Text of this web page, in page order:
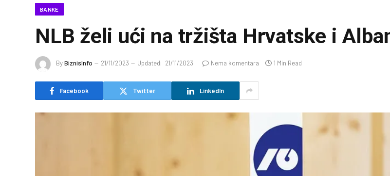
BANKE
NLB želi ući na tržišta Hrvatske i
ByBiznisInfo 21/11/2023 Updated: 21/11/2023 Nema komentara 1 Min Read
Facebook Twitter LinkedIn